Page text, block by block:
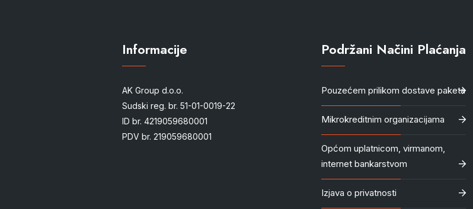
Informacije
AK Group d.o.o.
Sudski reg. br. 51-01-0019-22
ID br. 4219059680001
PDV br. 219059680001
Podržani Načini Plaćanja
Pouzećem prilikom dostave paketa
Mikrokreditnim organizacijama
Općom uplatnicom, virmanom,
internet bankarstvom
Izjava o privatnosti